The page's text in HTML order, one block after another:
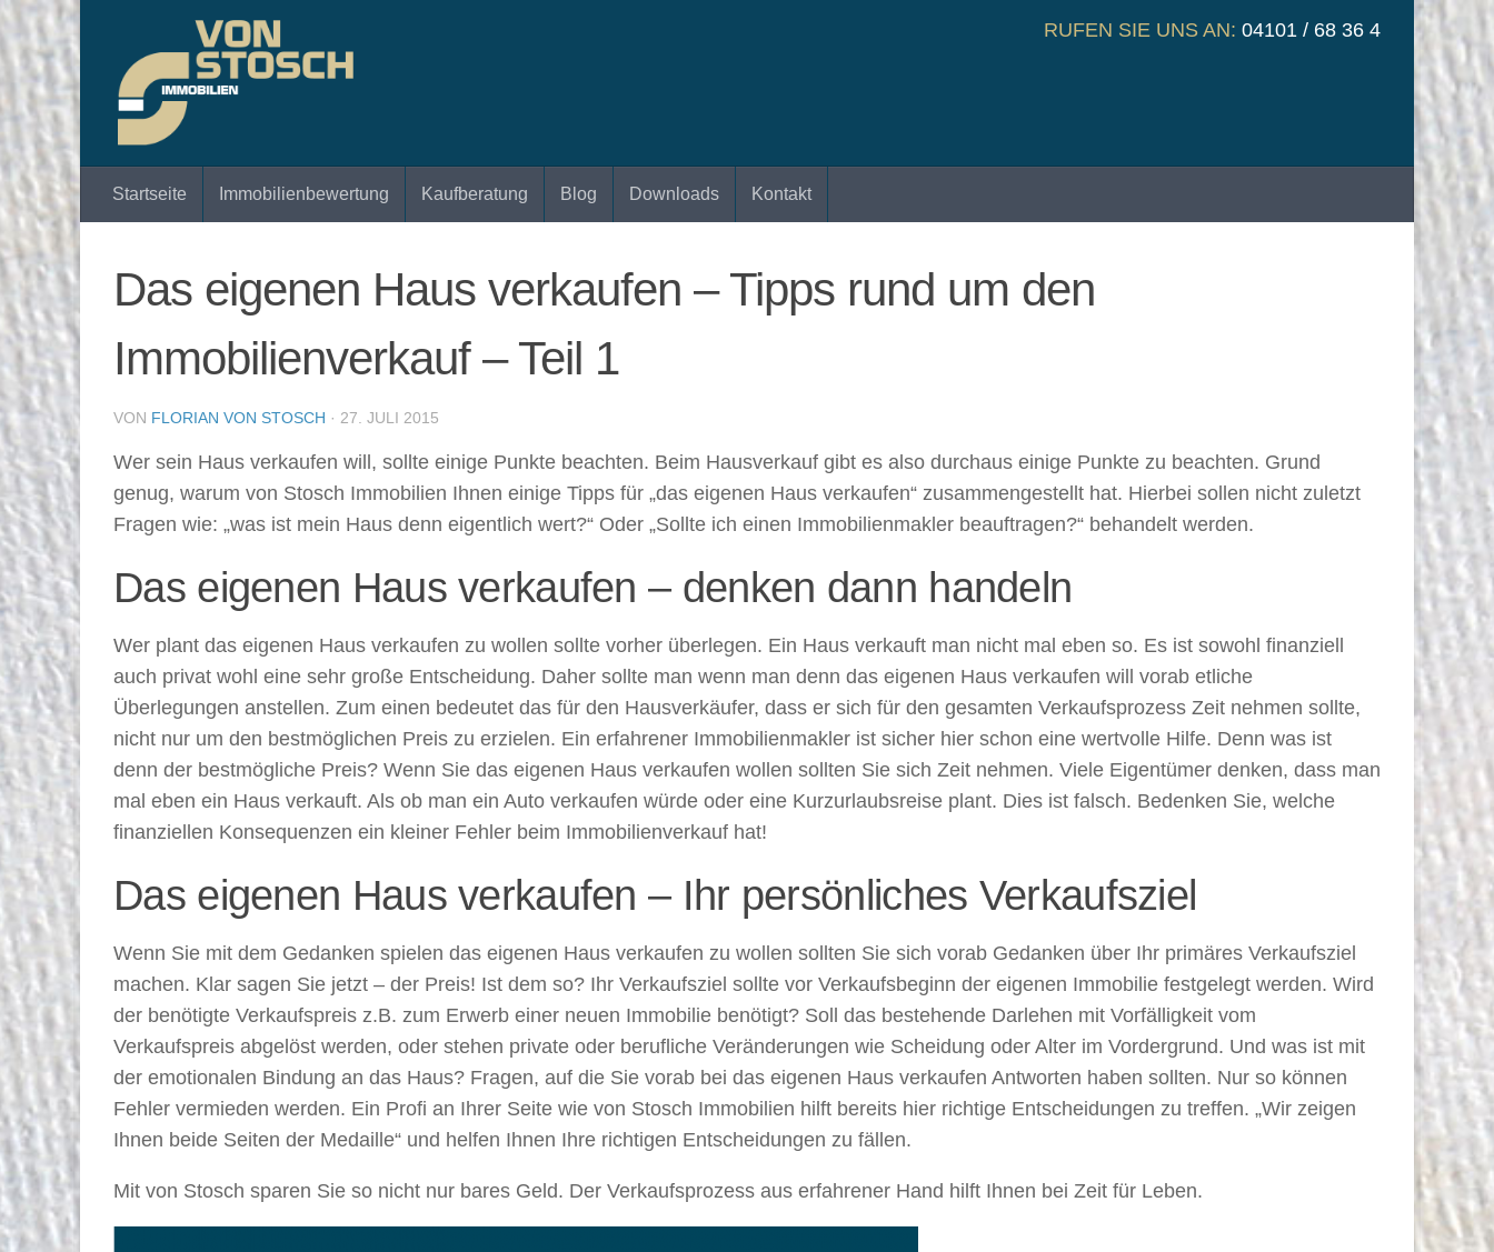
Zum Inhalt springen RUFEN SIE UNS AN: 04101 / 68 36 4
Startseite Immobilienbewertung Kaufberatung Blog Downloads Kontakt
Das eigenen Haus verkaufen – Tipps rund um den
Immobilienverkauf – Teil 1
VON FLORIAN VON STOSCH · 27. JULI 2015
Wer sein Haus verkaufen will, sollte einige Punkte beachten. Beim Hausverkauf gibt es also durchaus einige Punkte zu beachten. Grund
genug, warum von Stosch Immobilien Ihnen einige Tipps für „das eigenen Haus verkaufen“ zusammengestellt hat. Hierbei sollen nicht zuletzt
Fragen wie: „was ist mein Haus denn eigentlich wert?“ Oder „Sollte ich einen Immobilienmakler beauftragen?“ behandelt werden.
Das eigenen Haus verkaufen – denken dann handeln
Wer plant das eigenen Haus verkaufen zu wollen sollte vorher überlegen. Ein Haus verkauft man nicht mal eben so. Es ist sowohl finanziell
auch privat wohl eine sehr große Entscheidung. Daher sollte man wenn man denn das eigenen Haus verkaufen will vorab etliche
Überlegungen anstellen. Zum einen bedeutet das für den Hausverkäufer, dass er sich für den gesamten Verkaufsprozess Zeit nehmen sollte,
nicht nur um den bestmöglichen Preis zu erzielen. Ein erfahrener Immobilienmakler ist sicher hier schon eine wertvolle Hilfe. Denn was ist
denn der bestmögliche Preis? Wenn Sie das eigenen Haus verkaufen wollen sollten Sie sich Zeit nehmen. Viele Eigentümer denken, dass man
mal eben ein Haus verkauft. Als ob man ein Auto verkaufen würde oder eine Kurzurlaubsreise plant. Dies ist falsch. Bedenken Sie, welche
finanziellen Konsequenzen ein kleiner Fehler beim Immobilienverkauf hat!
Das eigenen Haus verkaufen – Ihr persönliches Verkaufsziel
Wenn Sie mit dem Gedanken spielen das eigenen Haus verkaufen zu wollen sollten Sie sich vorab Gedanken über Ihr primäres Verkaufsziel
machen. Klar sagen Sie jetzt – der Preis! Ist dem so? Ihr Verkaufsziel sollte vor Verkaufsbeginn der eigenen Immobilie festgelegt werden. Wird
der benötigte Verkaufspreis z.B. zum Erwerb einer neuen Immobilie benötigt? Soll das bestehende Darlehen mit Vorfälligkeit vom
Verkaufspreis abgelöst werden, oder stehen private oder berufliche Veränderungen wie Scheidung oder Alter im Vordergrund. Und was ist mit
der emotionalen Bindung an das Haus? Fragen, auf die Sie vorab bei das eigenen Haus verkaufen Antworten haben sollten. Nur so können
Fehler vermieden werden. Ein Profi an Ihrer Seite wie von Stosch Immobilien hilft bereits hier richtige Entscheidungen zu treffen. „Wir zeigen
Ihnen beide Seiten der Medaille“ und helfen Ihnen Ihre richtigen Entscheidungen zu fällen.
Mit von Stosch sparen Sie so nicht nur bares Geld. Der Verkaufsprozess aus erfahrener Hand hilft Ihnen bei Zeit für Leben.